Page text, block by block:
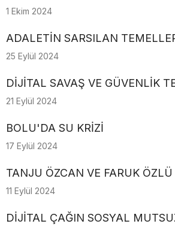
1 Ekim 2024
ADALETİN SARSILAN
25 Eylül 2024
DİJİTAL SAVAŞ VE GÜVENLİK
21 Eylül 2024
BOLU'DA SU KRİZİ
17 Eylül 2024
TANJU ÖZCAN VE FARUK ÖZLÜ
11 Eylül 2024
DİJİTAL ÇAĞIN SOSYAL